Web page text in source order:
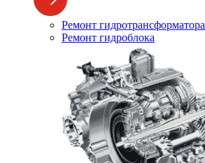
Ремонт гидротрансформатора
Ремонт гидроблока